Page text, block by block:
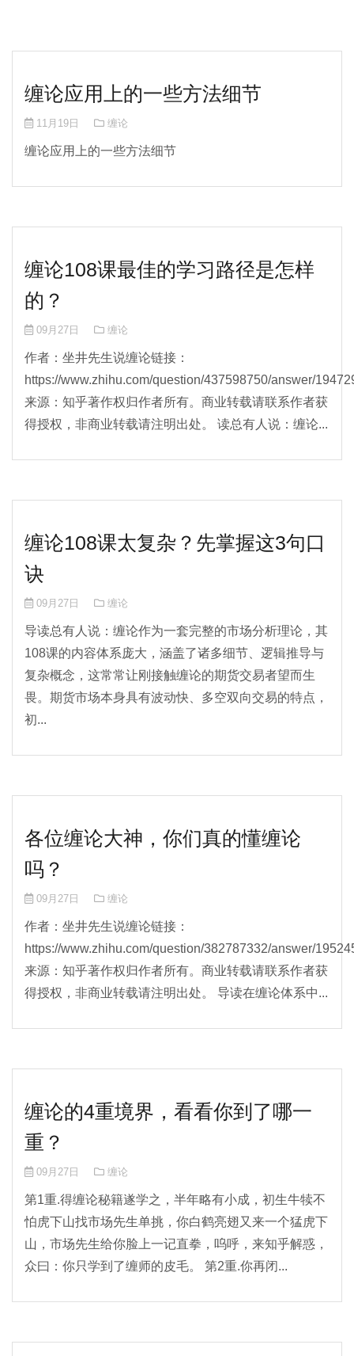
缠论应用上的一些方法细节
11月19日 缠论
缠论应用上的一些方法细节
缠论108课最佳的学习路径是怎样
的？
09月27日 缠论
作者：坐井先生说缠论链接：
https://www.zhihu.com/question/437598750/answer/
来源：知乎著作权归作者所有。商业转载请联系作者获
得授权，非商业转载请注明出处。 读总有人说：缠论...
缠论108课太复杂？先掌握这3句口
诀
09月27日 缠论
导读总有人说：缠论作为一套完整的市场分析理论，其
108课的内容体系庞大，涵盖了诸多细节、逻辑推导与
复杂概念，这常常让刚接触缠论的期货交易者望而生
畏。期货市场本身具有波动快、多空双向交易的特点，
初...
各位缠论大神，你们真的懂缠论
吗？
09月27日 缠论
作者：坐井先生说缠论链接：
https://www.zhihu.com/question/382787332/answer/
来源：知乎著作权归作者所有。商业转载请联系作者获
得授权，非商业转载请注明出处。 导读在缠论体系中...
缠论的4重境界，看看你到了哪一
重？
09月27日 缠论
第1重.得缠论秘籍遂学之，半年略有小成，初生牛犊不
怕虎下山找市场先生单挑，你白鹤亮翅又来一个猛虎下
山，市场先生给你脸上一记直拳，呜呼，来知乎解惑，
众曰：你只学到了缠师的皮毛。 第2重.你再闭...